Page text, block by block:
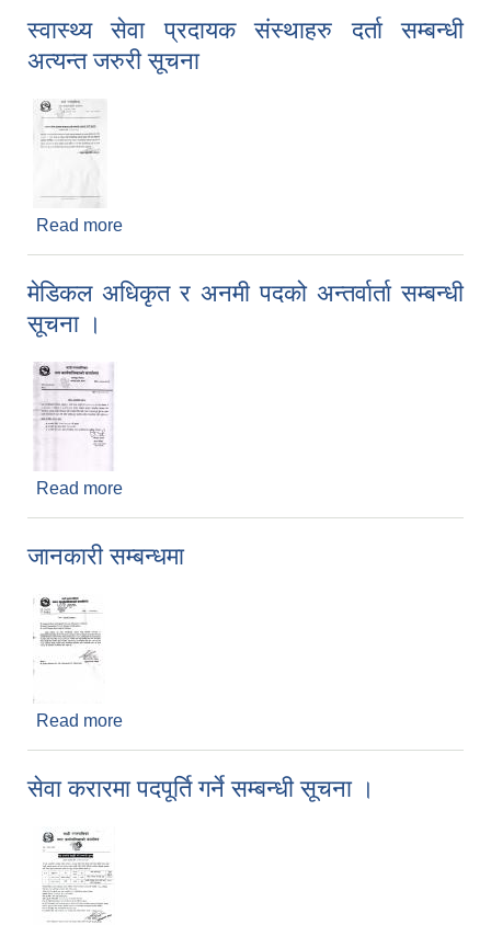
स्वास्थ्य सेवा प्रदायक संस्थाहरु दर्ता सम्बन्धी
अत्यन्त जरुरी सूचना
Read more
मेडिकल अधिकृत र अनमी पदको अन्तर्वार्ता सम्बन्धी
सूचना ।
Read more
जानकारी सम्बन्धमा
Read more
सेवा करारमा पदपूर्ति गर्ने सम्बन्धी सूचना ।